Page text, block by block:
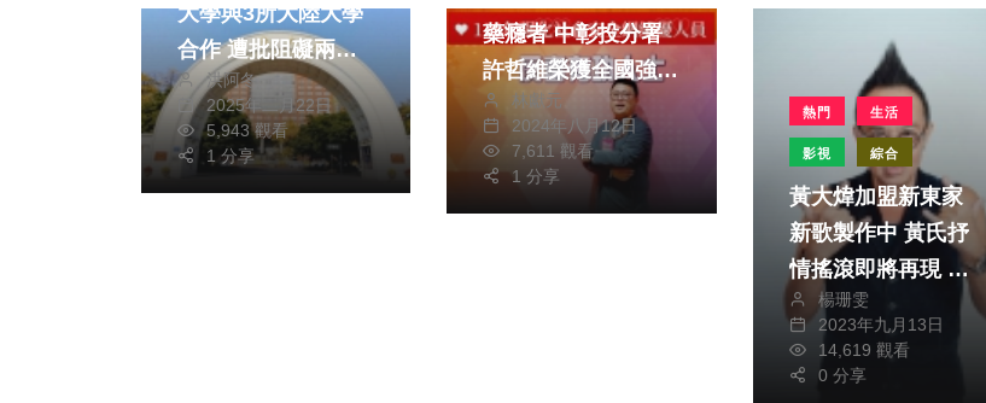
大學與3所大陸大學
合作 遭批阻礙兩岸
交流洪阿冬
2025年二月22日
5,943 觀看
1 分享
藥癮者 中彰投分署
許哲維榮獲全國強化
社會安全網績優人員
林獻元
2024年八月12日
7,611 觀看
1 分享
熱門 生活
影視 綜合
黃大煒加盟新東家
新歌製作中 黃氏抒
情搖滾即將再現 首
度挑戰演戲 黃大煒
笑說超級緊張 期待
看到自己的播出
楊珊雯
2023年九月13日
14,619 觀看
0 分享